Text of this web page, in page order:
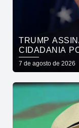
TRUMP
CIDADANIA
7 de agosto de 2026